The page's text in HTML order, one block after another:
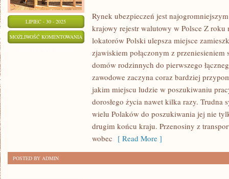
LIPIEC - 30 - 2025
MOŻLIWOŚĆ KOMENTOWANIA
CORAZ
WIĘKSZA
ILOŚĆ
LOKATORÓW
POLSKI
MODERNIZUJE
Rynek ubezpieczeń jest
krajowy rejestr walutowy w Polsce Z roku
lokatorów Polski ulepsza miejsce
zjawiskiem połączonym z przeniesieniem
domów rodzinnych do pierwszego
zawodowe zaczyna coraz bardziej
jakim miejscu ludzie w poszukiwaniu
dorosłego życia nawet kilka razy. Trudna
wielu Polaków do poszukiwania jej nie
drugim końcu kraju. Przenosiny z
wobec [ Read More ]
POSTED BY ADMIN